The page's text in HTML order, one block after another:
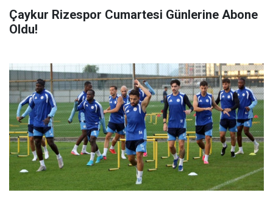
Çaykur Rizespor Cumartesi Günlerine Abone
Oldu!